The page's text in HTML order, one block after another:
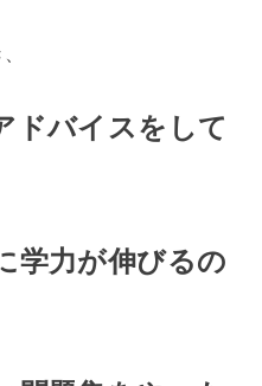
ドバイスをして
学力が伸びるの